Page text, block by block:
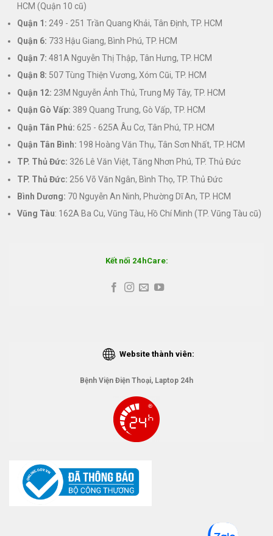
HCM (Quận 10 cũ)
Quận 1: 249 - 251 Trần Quang Khải, Tân Định, TP. HCM
Quận 6: 733 Hậu Giang, Bình Phú, TP. HCM
Quận 7: 481A Nguyễn Thị Thập, Tân Hưng, TP. HCM
Quận 8: 507 Tùng Thiện Vương, Xóm Cũi, TP. HCM
Quận 12: 23M Nguyễn Ảnh Thủ, Trung Mỹ Tây, TP. HCM
Quận Gò Vấp: 389 Quang Trung, Gò Vấp, TP. HCM
Quận Tân Phú: 625 - 625A Âu Cơ, Tân Phú, TP. HCM
Quận Tân Bình: 198 Hoàng Văn Thụ, Tân Sơn Nhất, TP. HCM
TP. Thủ Đức: 326 Lê Văn Việt, Tăng Nhơn Phú, TP. Thủ Đức
TP. Thủ Đức: 256 Võ Văn Ngân, Bình Thọ, TP. Thủ Đức
Bình Dương: 70 Nguyễn An Ninh, Phường Dĩ An, TP. HCM
Vũng Tàu: 162A Ba Cu, Vũng Tàu, Hồ Chí Minh (TP. Vũng Tàu cũ)
Kết nối 24hCare:
Website thành viên:
Bệnh Viện Điện Thoại, Laptop 24h